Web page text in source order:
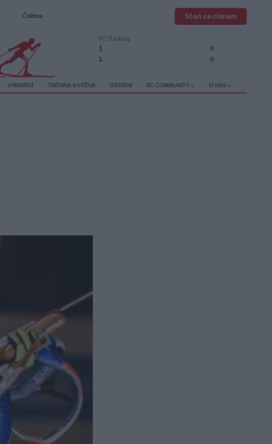
Čeština Staň se členem
SC Ranking
1 -
0
2
- 0
VYBAVENÍ TRÉNINK A VÝŽIVA OSTATNÍ SC COMMUNITY O NÁS